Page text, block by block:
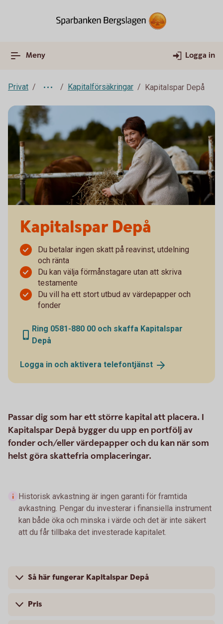
Meny Logga in
Privat Kapitalförsäkringar Kapitalspar Depå
Kapitalspar Depå
Du betalar ingen skatt på reavinst, utdelning
och ränta
Du kan välja förmånstagare utan att skriva
testamente
Du vill ha ett stort utbud av värdepapper och
fonder
Ring 0581-880 00 och skaffa Kapitalspar
Depå
Logga in och aktivera telefontjänst
Passar dig som har ett större kapital att placera. I
Kapitalspar Depå bygger du upp en portfölj av
fonder och/eller värdepapper och du kan när som
helst göra skattefria omplaceringar.
Historisk avkastning är ingen garanti för framtida
avkastning. Pengar du investerar i finansiella instrument
kan både öka och minska i värde och det är inte säkert
att du får tillbaka det investerade kapitalet.
Så här fungerar Kapitalspar Depå
Pris